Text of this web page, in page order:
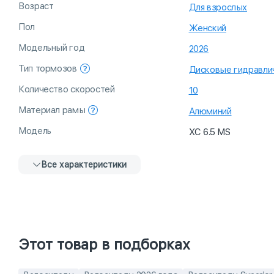
Возраст
Для взрослых
Пол
Женский
Модельный год
2026
Тип тормозов
Дисковые
Количество скоростей
10
Материал рамы
Алюминий
Модель
XC 6.5 MS
Все характеристики
Этот товар в подборках